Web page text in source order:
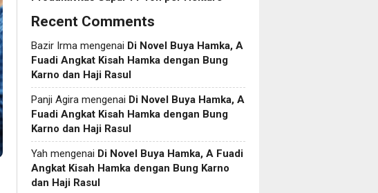
Recent Comments
Bazir Irma mengenai Di Novel Buya Hamka, A
Fuadi Angkat Kisah Hamka dengan Bung
Karno dan Haji Rasul
Panji Agira mengenai Di Novel Buya Hamka, A
Fuadi Angkat Kisah Hamka dengan Bung
Karno dan Haji Rasul
Yah mengenai Di Novel Buya Hamka, A Fuadi
Angkat Kisah Hamka dengan Bung Karno
dan Haji Rasul